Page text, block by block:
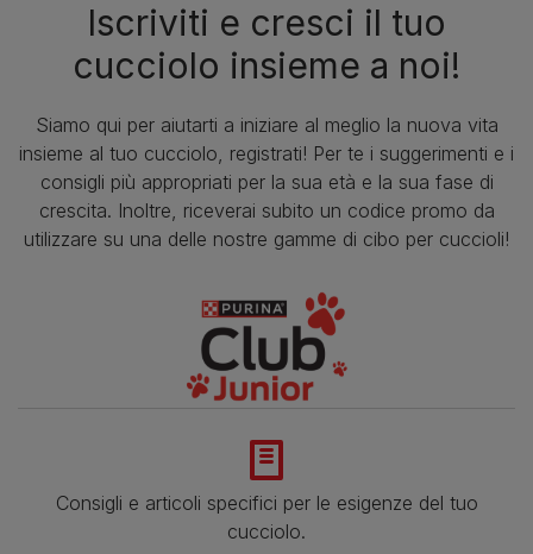
Iscriviti e cresci il tuo
cucciolo insieme a noi!
Siamo qui per aiutarti a iniziare al meglio la nuova vita
insieme al tuo cucciolo, registrati! Per te i suggerimenti e i
consigli più appropriati per la sua età e la sua fase di
crescita. Inoltre, riceverai subito un codice promo da
utilizzare su una delle nostre gamme di cibo per cuccioli!
Consigli e articoli specifici per le esigenze del tuo
cucciolo.